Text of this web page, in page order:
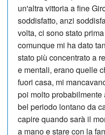
un'altra vittoria a fine
soddisfatto, anzi
volta, ci sono stato
comunque mi ha dato
stato più concentrato a
e mentali, erano quelle
fuori casa, mi
poi molto probabilmente
bel periodo lontano da
capire quando sarà il
a mano e stare con la